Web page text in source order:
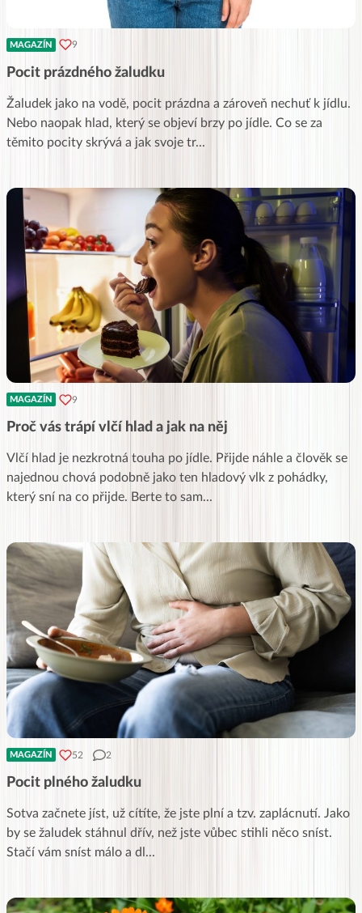
MAGAZÍN 9
Pocit prázdného žaludku
Žaludek jako na vodě, pocit prázdna a zároveň nechuť k jídlu.
Nebo naopak hlad, který se objeví brzy po jídle. Co se za
těmito pocity skrývá a jak svoje tr...
MAGAZÍN 9
Proč vás trápí vlčí hlad a jak na něj
Vlčí hlad je nezkrotná touha po jídle. Přijde náhle a člověk se
najednou chová podobně jako ten hladový vlk z pohádky,
který sní na co přijde. Berte to sam...
MAGAZÍN 52 2
Pocit plného žaludku
Sotva začnete jíst, už cítíte, že jste plní a tzv. zaplácnutí. Jako
by se žaludek stáhnul dřív, než jste vůbec stihli něco sníst.
Stačí vám sníst málo a dl ...